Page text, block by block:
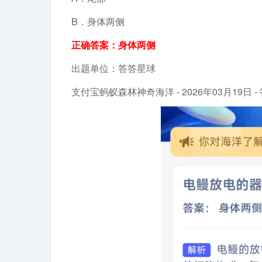
B．身体两侧
正确答案：身体两侧
出题单位：答答星球
支付宝蚂蚁森林神奇海洋 - 2026年03月19日 -